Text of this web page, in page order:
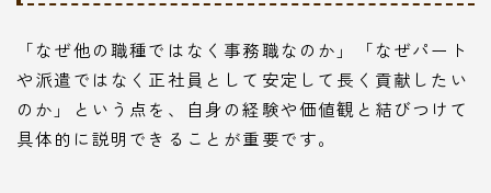
「なぜ他の職種ではなく事務職なのか」「なぜパート
や派遣ではなく正社員として安定して長く貢献したい
のか」という点を、自身の経験や価値観と結びつけて
具体的に説明できることが重要です。